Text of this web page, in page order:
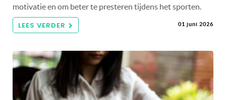
motivatie en om beter te presteren tijdens het sporten.
LEES VERDER 01 juni 2026